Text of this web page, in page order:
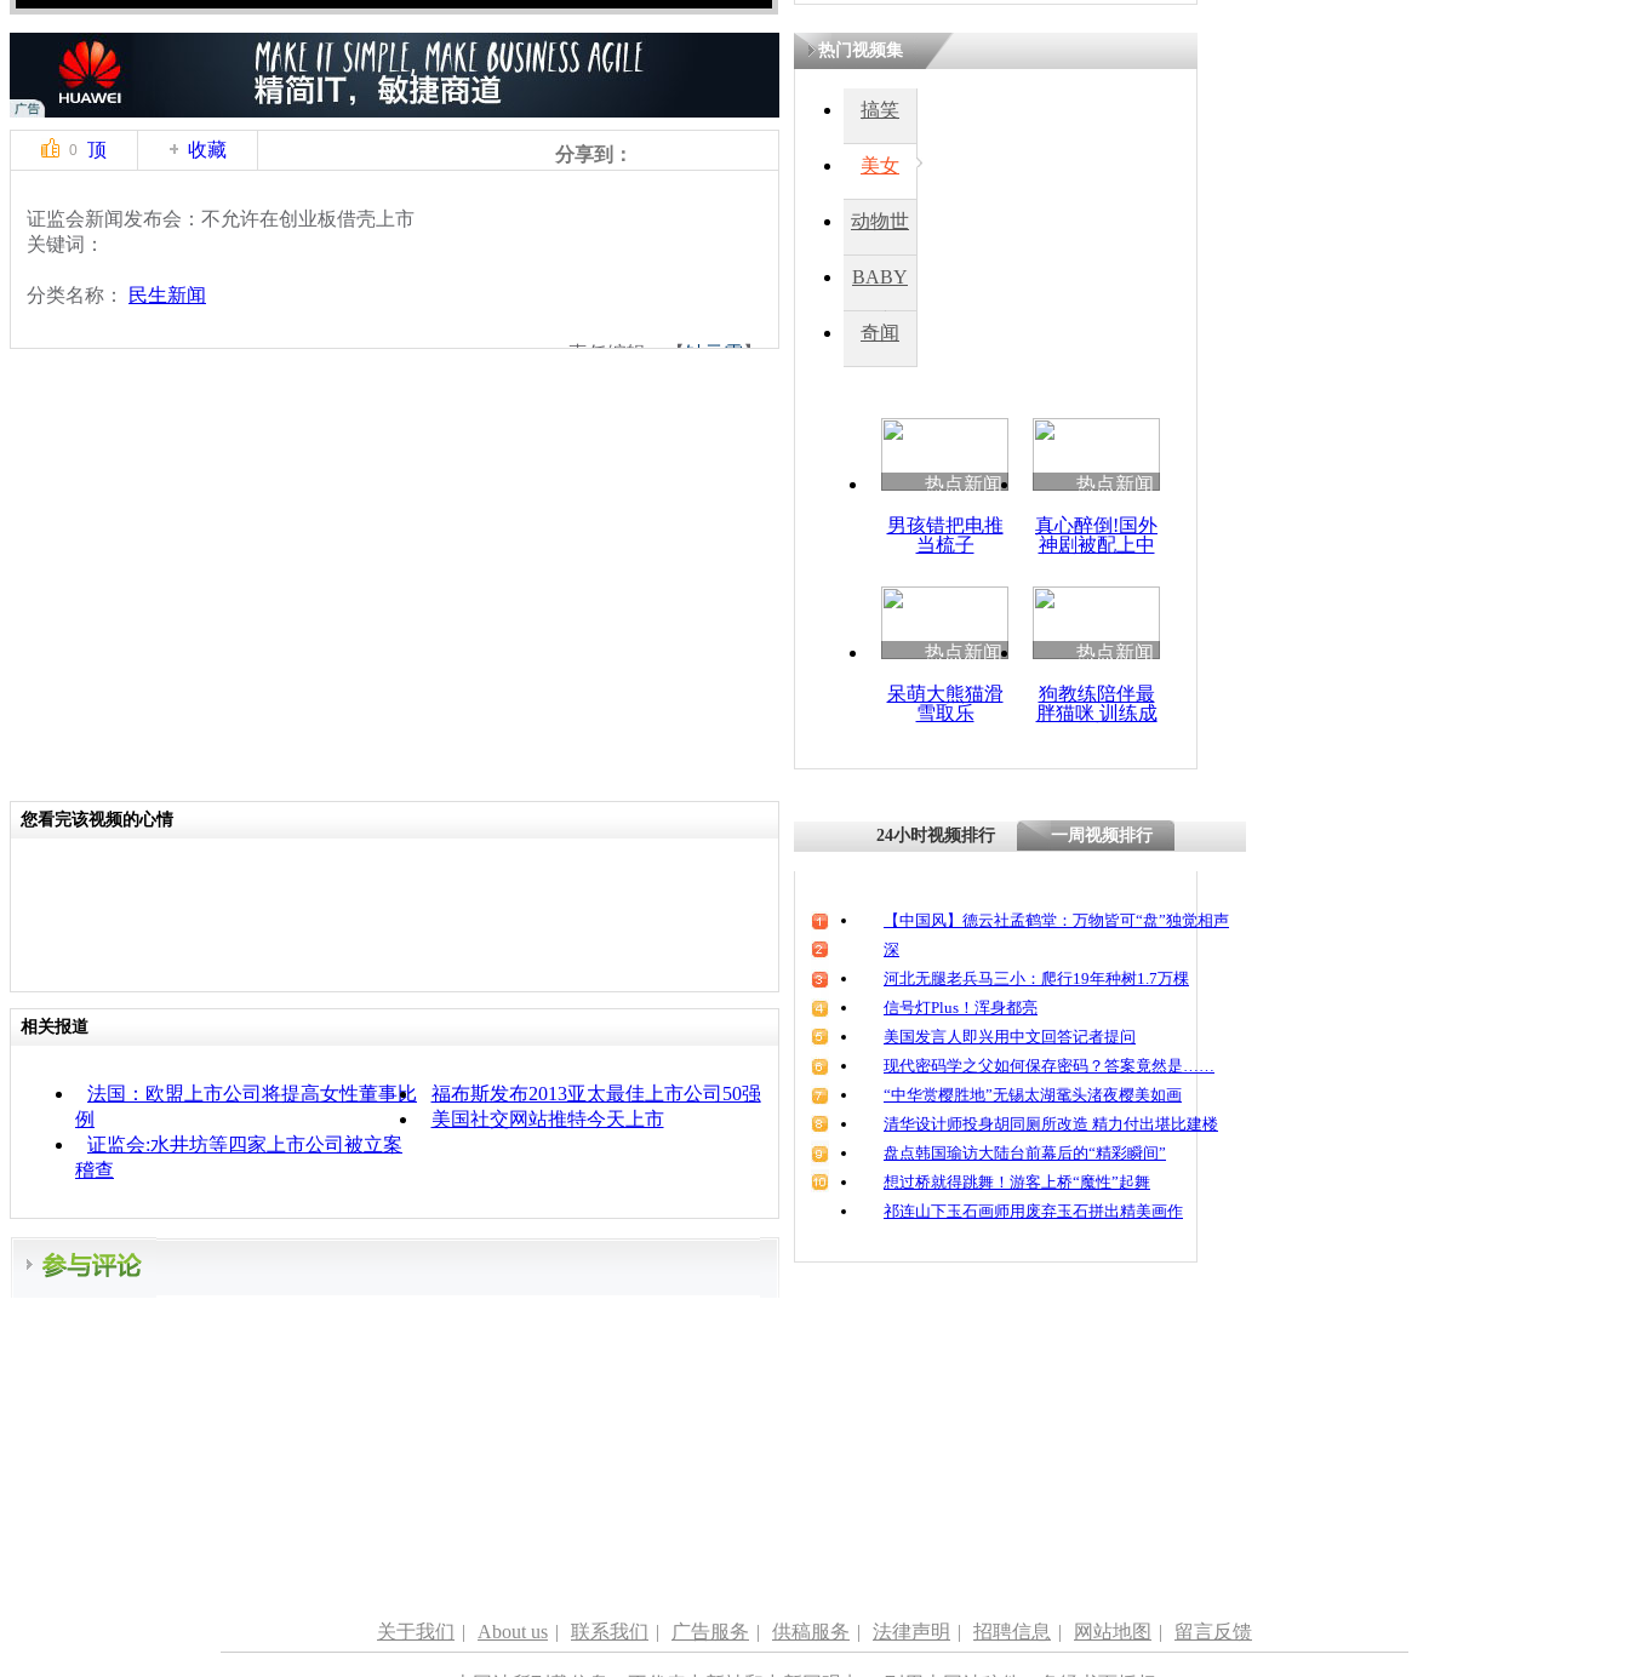
0 顶 收藏 分享到：
证监会新闻发布会：不允许在创业板借壳上市
关键词：
分类名称： 民生新闻
责任编辑：【钟元霞】
热门视频集
搞笑
美女
动物世
BABY
秀
奇闻
热点新闻
男孩错把电推
当梳子
热点新闻
真心醉倒!国外
神剧被配上中
热点新闻
呆萌大熊猫滑
雪取乐
热点新闻
狗教练陪伴最
胖猫咪 训练成
您看完该视频的心情
相关报道
法国：欧盟上市公司将提高女性董事比
例
福布斯发布2013亚太最佳上市公司50强
美国社交网站推特今天上市
证监会:水井坊等四家上市公司被立案
稽查
24小时视频排行 一周视频排行
【中国风】德云社孟鹤堂：万物皆可“盘”独觉相声
深
河北无腿老兵马三小：爬行19年种树1.7万棵
信号灯Plus！浑身都亮
美国发言人即兴用中文回答记者提问
现代密码学之父如何保存密码？答案竟然是……
“中华赏樱胜地”无锡太湖鼋头渚夜樱美如画
清华设计师投身胡同厕所改造 精力付出堪比建楼
盘点韩国瑜访大陆台前幕后的“精彩瞬间”
想过桥就得跳舞！游客上桥“魔性”起舞
祁连山下玉石画师用废弃玉石拼出精美画作
关于我们 | About us | 联系我们 | 广告服务 | 供稿服务 | 法律声明 | 招聘信息 | 网站地图 | 留言反馈